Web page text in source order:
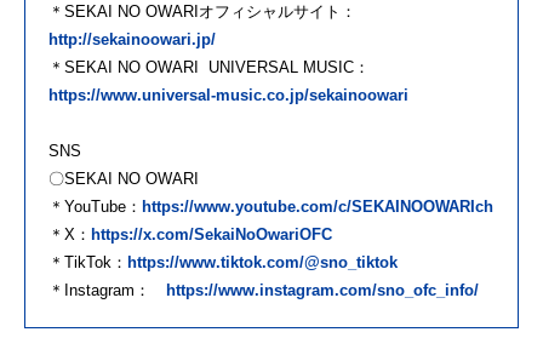
＊SEKAI NO OWARIオフィシャルサイト：
http://sekainoowari.jp/
＊SEKAI NO OWARI UNIVERSAL MUSIC：
https://www.universal-music.co.jp/sekainoowari
SNS
〇SEKAI NO OWARI
＊YouTube： https://www.youtube.com/c/SEKAINOOWARIch
＊X： https://x.com/SekaiNoOwariOFC
＊TikTok： https://www.tiktok.com/@sno_tiktok
＊Instagram：
https://www.instagram.com/sno_ofc_info/